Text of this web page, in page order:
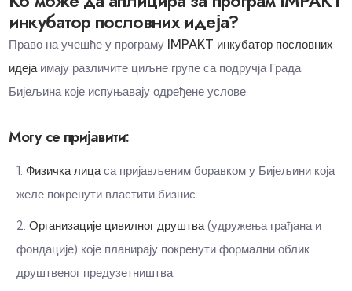
инкубатор пословних идеја?
Право на учешће у програму IMPAKT инкубатор пословних
идејаимају различите циљне групе са подручја Града
Бијељина које испуњавају одређене услове.
Могу се пријавити:
Физичка лицаса пријављеним боравком у Бијељини која
желе покренути властити бизнис.
Организације цивилног друштва(удружења грађана и
фондације) које планирају покренути формални облик
друштвеног предузетништва.